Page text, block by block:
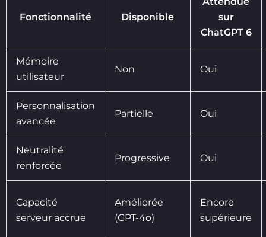
Fonctionnalité Disponible
sur
ChatGPT 6
Mémoire
utilisateur
Non Oui
Personnalisation
avancée
Partielle Oui
Neutralité
renforcée
Progressive Oui
Capacité
serveur accrue
Améliorée
(GPT-4o)
Encore
supérieure